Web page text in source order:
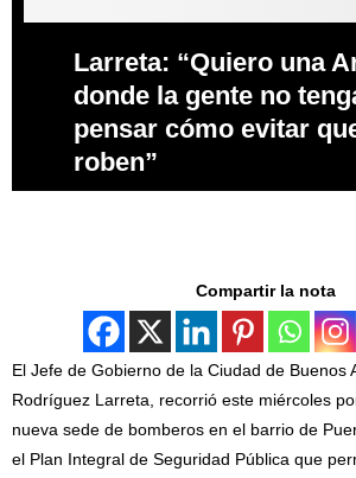
Larreta: “Quiero una
donde la gente no
pensar cómo evitar
roben”
Compartir la nota
El Jefe de Gobierno de la Ciudad de Buenos
Rodríguez Larreta, recorrió este miércoles
nueva sede de bomberos en el barrio de
el Plan Integral de Seguridad Pública que